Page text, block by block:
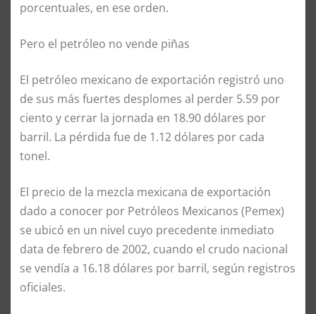
porcentuales, en ese orden.
Pero el petróleo no vende piñas
El petróleo mexicano de exportación registró uno
de sus más fuertes desplomes al perder 5.59 por
ciento y cerrar la jornada en 18.90 dólares por
barril. La pérdida fue de 1.12 dólares por cada
tonel.
El precio de la mezcla mexicana de exportación
dado a conocer por Petróleos Mexicanos (Pemex)
se ubicó en un nivel cuyo precedente inmediato
data de febrero de 2002, cuando el crudo nacional
se vendía a 16.18 dólares por barril, según registros
oficiales.